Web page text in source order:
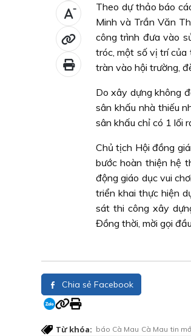
-
Theo dự thảo báo
Minh và Trần Văn
công trình đưa vào
tróc, một số vị trí của
tràn vào hội trường,
Do xây dựng không
sân khấu nhà thiếu
sân khấu chỉ có 1 lối
Chủ tịch Hội đồng
bước hoàn thiện hệ
động giáo dục vui
triển khai thực hiện
sát thi công xây
Đồng thời, mời gọi
Chia sẻ Facebook
Từ khóa: báo Cà Mau Cà Mau tin